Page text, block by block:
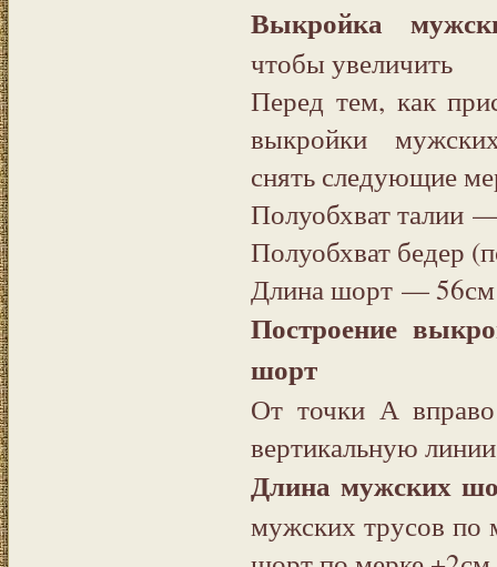
Выкройка
чтобы увеличить
Перед тем, как
выкройки
снять следующие
Полуобхват талии
Полуобхват бедер
Длина шорт — 56см
Построение
шорт
От точки А
вертикальную
Длина мужских
мужских трусов